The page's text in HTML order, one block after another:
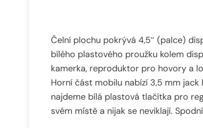
Čelní plochu pokrývá 4,5″ (palce)
bílého plastového proužku kolem
kamerka, reproduktor pro hovory a
Horní část mobilu nabízí 3,5 mm
najdeme bílá plastová tlačítka pro
svém místě a nijak se neviklají.